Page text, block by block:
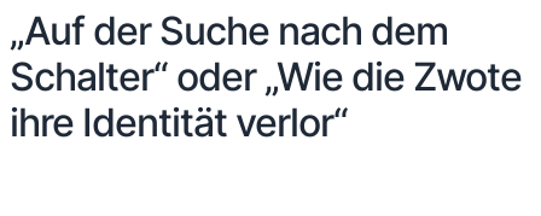
„Auf der Suche nach dem
Schalter“ oder „Wie die Zwote
ihre Identität verlor“